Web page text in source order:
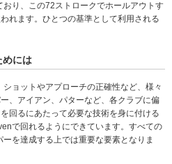
り、この72ストロークでホールアウトす
れます。ひとつの基準として利用される
めには
ョットやアプローチの正確性など、様々
、アイアン、パターなど、各クラブに偏
回るにあたって必要な技術を身に付ける
で回れるようにできています。すべての
を達成する上では重要な要素となりま